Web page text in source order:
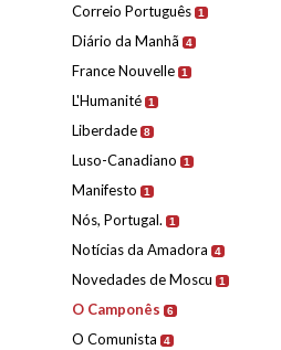
Correio Português 1
Diário da Manhã 4
France Nouvelle 1
L'Humanité 1
Liberdade 8
Luso-Canadiano 1
Manifesto 1
Nós, Portugal. 1
Notícias da Amadora 4
Novedades de Moscu 1
O Camponês 6
O Comunista 4